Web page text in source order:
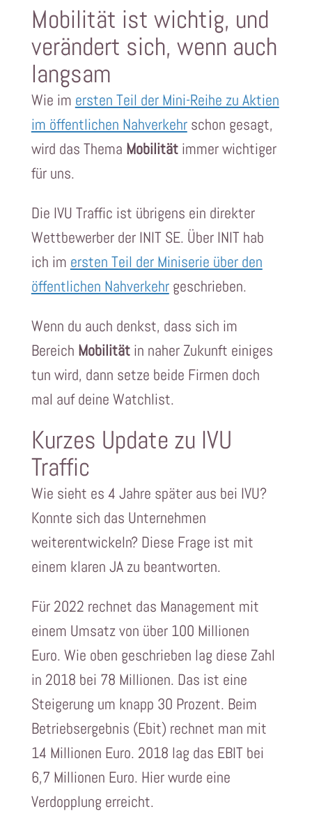
Mobilität ist wichtig, und
verändert sich, wenn auch
langsam
Wie im ersten Teil der Mini-Reihe zu Aktien
im öffentlichen Nahverkehrschon gesagt,
wird das Thema Mobilitätimmer wichtiger
für uns.
Die IVU Traffic ist übrigens ein direkter
Wettbewerber der INIT SE. Über INIT hab
ich im ersten Teil der Miniserie über den
öffentlichen Nahverkehrgeschrieben.
Wenn du auch denkst, dass sich im
Bereich Mobilitätin naher Zukunft einiges
tun wird, dann setze beide Firmen doch
mal auf deine Watchlist.
Kurzes Update zu IVU
Traffic
Wie sieht es 4 Jahre später aus bei IVU?
Konnte sich das Unternehmen
weiterentwickeln? Diese Frage ist mit
einem klaren JA zu beantworten.
Für 2022 rechnet das Management mit
einem Umsatz von über 100 Millionen
Euro. Wie oben geschrieben lag diese Zahl
in 2018 bei 78 Millionen. Das ist eine
Steigerung um knapp 30 Prozent. Beim
Betriebsergebnis (Ebit) rechnet man mit
14 Millionen Euro. 2018 lag das EBIT bei
6,7 Millionen Euro. Hier wurde eine
Verdopplung erreicht.